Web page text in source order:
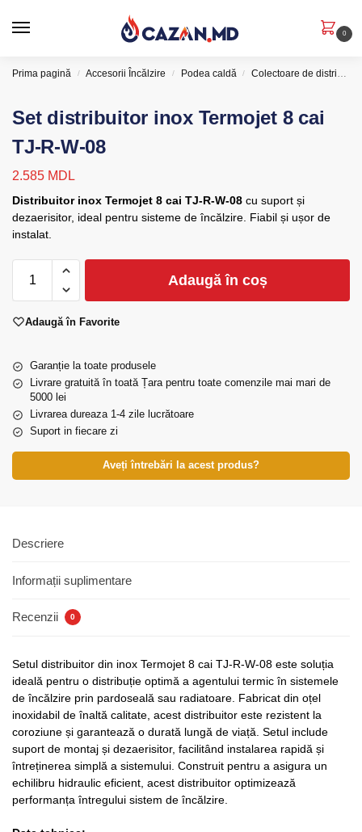
0
Prima pagină / Accesorii Încălzire / Podea caldă / Colectoare de distribuție
Set distribuitor inox Termojet 8 cai
TJ-R-W-08
2.585 MDL
Distribuitor inox Termojet 8 cai TJ-R-W-08 cu suport și
dezaerisitor, ideal pentru sisteme de încălzire. Fiabil și ușor de
instalat.
Adaugă în coș
Adaugă în Favorite
Garanție la toate produsele
Livrare gratuită în toată Țara pentru toate comenzile mai mari de
5000 lei
Livrarea dureaza 1-4 zile lucrătoare
Suport in fiecare zi
Aveți întrebări la acest produs?
Descriere
Informații suplimentare
Recenzii 0
Setul distribuitor din inox Termojet 8 cai TJ-R-W-08 este soluția
ideală pentru o distribuție optimă a agentului termic în sistemele
de încălzire prin pardoseală sau radiatoare. Fabricat din oțel
inoxidabil de înaltă calitate, acest distribuitor este rezistent la
coroziune și garantează o durată lungă de viață. Setul include
suport de montaj și dezaerisitor, facilitând instalarea rapidă și
întreținerea simplă a sistemului. Construit pentru a asigura un
echilibru hidraulic eficient, acest distribuitor optimizează
performanța întregului sistem de încălzire.